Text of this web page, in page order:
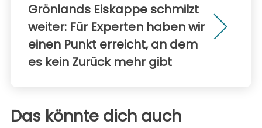
Grönlands Eiskappe schmilzt
weiter: Für Experten haben wir
einen Punkt erreicht, an dem
es kein Zurück mehr gibt
Das könnte dich auch